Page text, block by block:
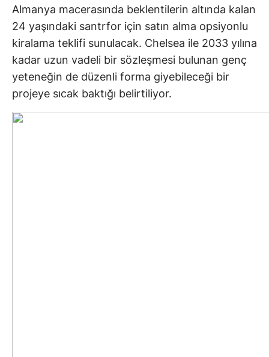
Almanya macerasında beklentilerin altında kalan
24 yaşındaki santrfor için satın alma opsiyonlu
kiralama teklifi sunulacak. Chelsea ile 2033 yılına
kadar uzun vadeli bir sözleşmesi bulunan genç
yeteneğin de düzenli forma giyebileceği bir
projeye sıcak baktığı belirtiliyor.